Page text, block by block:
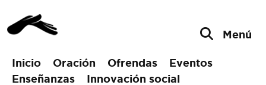
Inicio Oración Ofrendas
Eventos
Enseñanzas
Innovación social
Menú